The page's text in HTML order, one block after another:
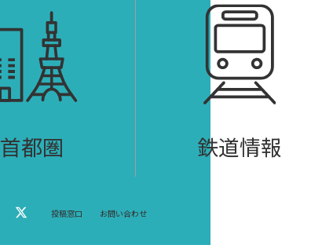
首都圏 鉄道情報
投稿窓口 お問い合わせ